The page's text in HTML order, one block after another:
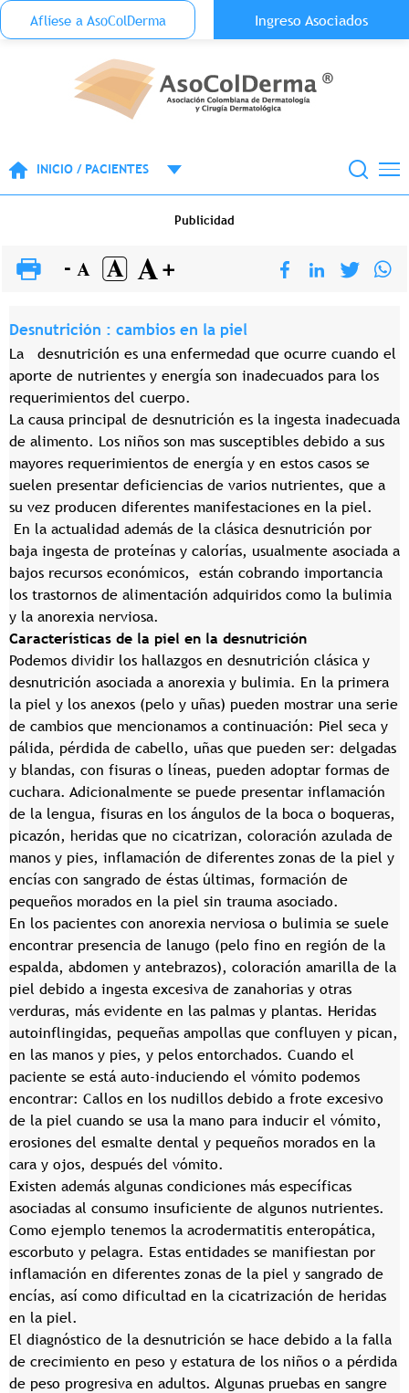
Pasar al contenido principal
Menu Top Anónimo
Aflíese a AsoColDerma Ingreso Asociados
INICIO / PACIENTES
Publicidad
Desnutrición : cambios en la piel
La desnutrición es una enfermedad que ocurre cuando el
aporte de nutrientes y energía son inadecuados para los
requerimientos del cuerpo.
La causa principal de desnutrición es la ingesta inadecuada
de alimento. Los niños son mas susceptibles debido a sus
mayores requerimientos de energía y en estos casos se
suelen presentar deficiencias de varios nutrientes, que a
su vez producen diferentes manifestaciones en la piel.
En la actualidad además de la clásica desnutrición por
baja ingesta de proteínas y calorías, usualmente asociada a
bajos recursos económicos, están cobrando importancia
los trastornos de alimentación adquiridos como la bulimia
y la anorexia nerviosa.
Características de la piel en la desnutrición
Podemos dividir los hallazgos en desnutrición clásica y
desnutrición asociada a anorexia y bulimia. En la primera
la piel y los anexos (pelo y uñas) pueden mostrar una serie
de cambios que mencionamos a continuación: Piel seca y
pálida, pérdida de cabello, uñas que pueden ser: delgadas
y blandas, con fisuras o líneas, pueden adoptar formas de
cuchara. Adicionalmente se puede presentar inflamación
de la lengua, fisuras en los ángulos de la boca o boqueras,
picazón, heridas que no cicatrizan, coloración azulada de
manos y pies, inflamación de diferentes zonas de la piel y
encías con sangrado de éstas últimas, formación de
pequeños morados en la piel sin trauma asociado.
En los pacientes con anorexia nerviosa o bulimia se suele
encontrar presencia de lanugo (pelo fino en región de la
espalda, abdomen y antebrazos), coloración amarilla de la
piel debido a ingesta excesiva de zanahorias y otras
verduras, más evidente en las palmas y plantas. Heridas
autoinflingidas, pequeñas ampollas que confluyen y pican,
en las manos y pies, y pelos entorchados. Cuando el
paciente se está auto-induciendo el vómito podemos
encontrar: Callos en los nudillos debido a frote excesivo
de la piel cuando se usa la mano para inducir el vómito,
erosiones del esmalte dental y pequeños morados en la
cara y ojos, después del vómito.
Existen además algunas condiciones más específicas
asociadas al consumo insuficiente de algunos nutrientes.
Como ejemplo tenemos la acrodermatitis enteropática,
escorbuto y pelagra. Estas entidades se manifiestan por
inflamación en diferentes zonas de la piel y sangrado de
encías, así como dificultad en la cicatrización de heridas
en la piel.
El diagnóstico de la desnutrición se hace debido a la falla
de crecimiento en peso y estatura de los niños o a pérdida
de peso progresiva en adultos. Algunas pruebas en sangre